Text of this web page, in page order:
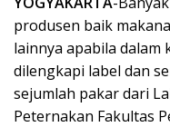
produsen baik
lainnya apabila dalam
dilengkapi label dan
sejumlah pakar dari
Peternakan Fakultas